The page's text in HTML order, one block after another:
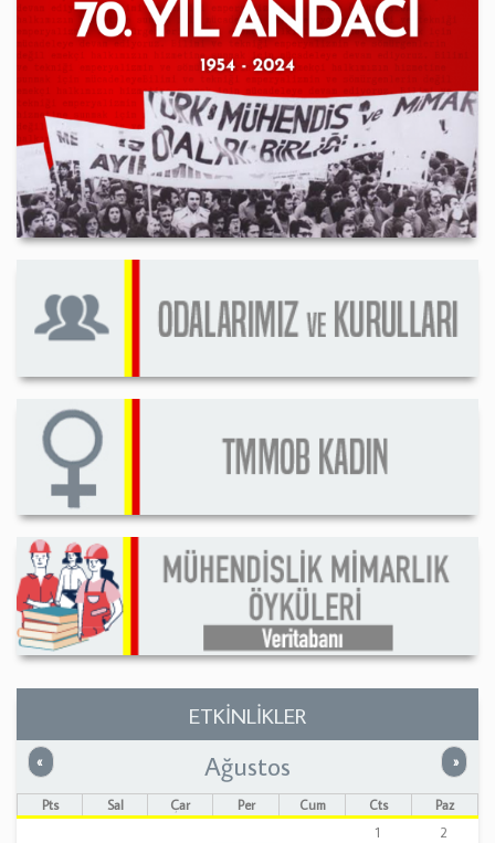
ETKİNLİKLER
« Önceki »
Ağustos
Pts Sal Çar Per Cum Cts
Paz
1
2